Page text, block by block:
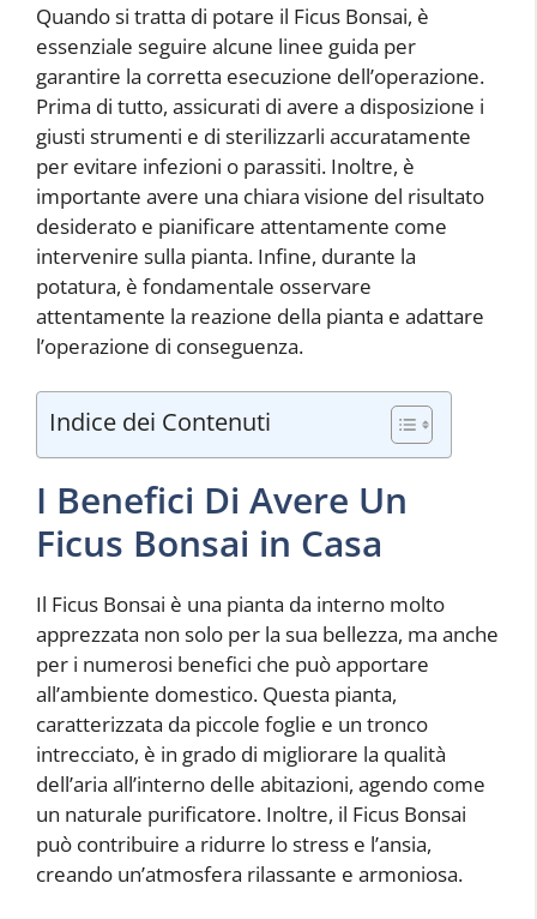
Quando si tratta di potare il Ficus Bonsai, è
essenziale seguire alcune linee guida per
garantire la corretta esecuzione dell’operazione.
Prima di tutto, assicurati di avere a disposizione i
giusti strumenti e di sterilizzarli accuratamente
per evitare infezioni o parassiti. Inoltre, è
importante avere una chiara visione del risultato
desiderato e pianificare attentamente come
intervenire sulla pianta. Infine, durante la
potatura, è fondamentale osservare
attentamente la reazione della pianta e adattare
l’operazione di conseguenza.
Indice dei Contenuti
I Benefici Di Avere Un
Ficus Bonsai in Casa
Il Ficus Bonsai è una pianta da interno molto
apprezzata non solo per la sua bellezza, ma anche
per i numerosi benefici che può apportare
all’ambiente domestico. Questa pianta,
caratterizzata da piccole foglie e un tronco
intrecciato, è in grado di migliorare la qualità
dell’aria all’interno delle abitazioni, agendo come
un naturale purificatore. Inoltre, il Ficus Bonsai
può contribuire a ridurre lo stress e l’ansia,
creando un’atmosfera rilassante e armoniosa.